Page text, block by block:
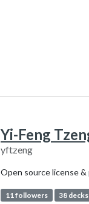
Yi-Feng
yftzeng
Open source license &
11 followers 38 decks